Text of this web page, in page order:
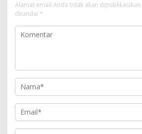
Alamat email Anda tidak akan dipublikasikan.
ditandai *